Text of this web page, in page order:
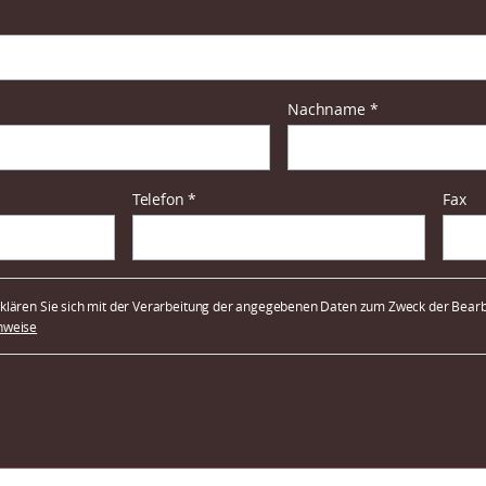
Pflichtfeld
Nachname *
Pflichtfeld
Telefon * Fax
Sie sich mit der Verarbeitung der angegebenen Daten zum Zweck der